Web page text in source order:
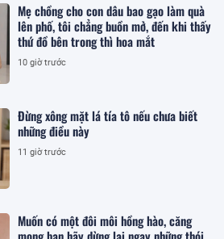
Mẹ chồng cho con dâu bao gạo làm quà
lên phố, tôi chẳng buồn mở, đến khi thấy
thứ đồ bên trong thì hoa mắt
10 giờ trước
Đừng xông mặt lá tía tô nếu chưa biết
những điều này
11 giờ trước
Muốn có một đôi môi hồng hào, căng